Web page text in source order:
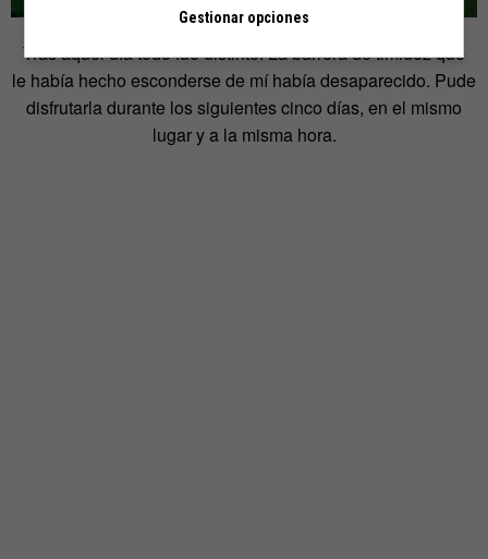
Tras aquel día todo fue distinto. La barrera de timidez que
le había hecho esconderse de mí había desaparecido. Pude
disfrutarla durante los siguientes cinco días, en el mismo
lugar y a la misma hora.
Gestionar opciones